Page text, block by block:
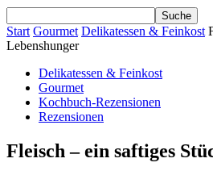
Start Gourmet Delikatessen & Feinkost
Lebenshunger
Delikatessen & Feinkost
Gourmet
Kochbuch-Rezensionen
Rezensionen
Fleisch – ein saftiges